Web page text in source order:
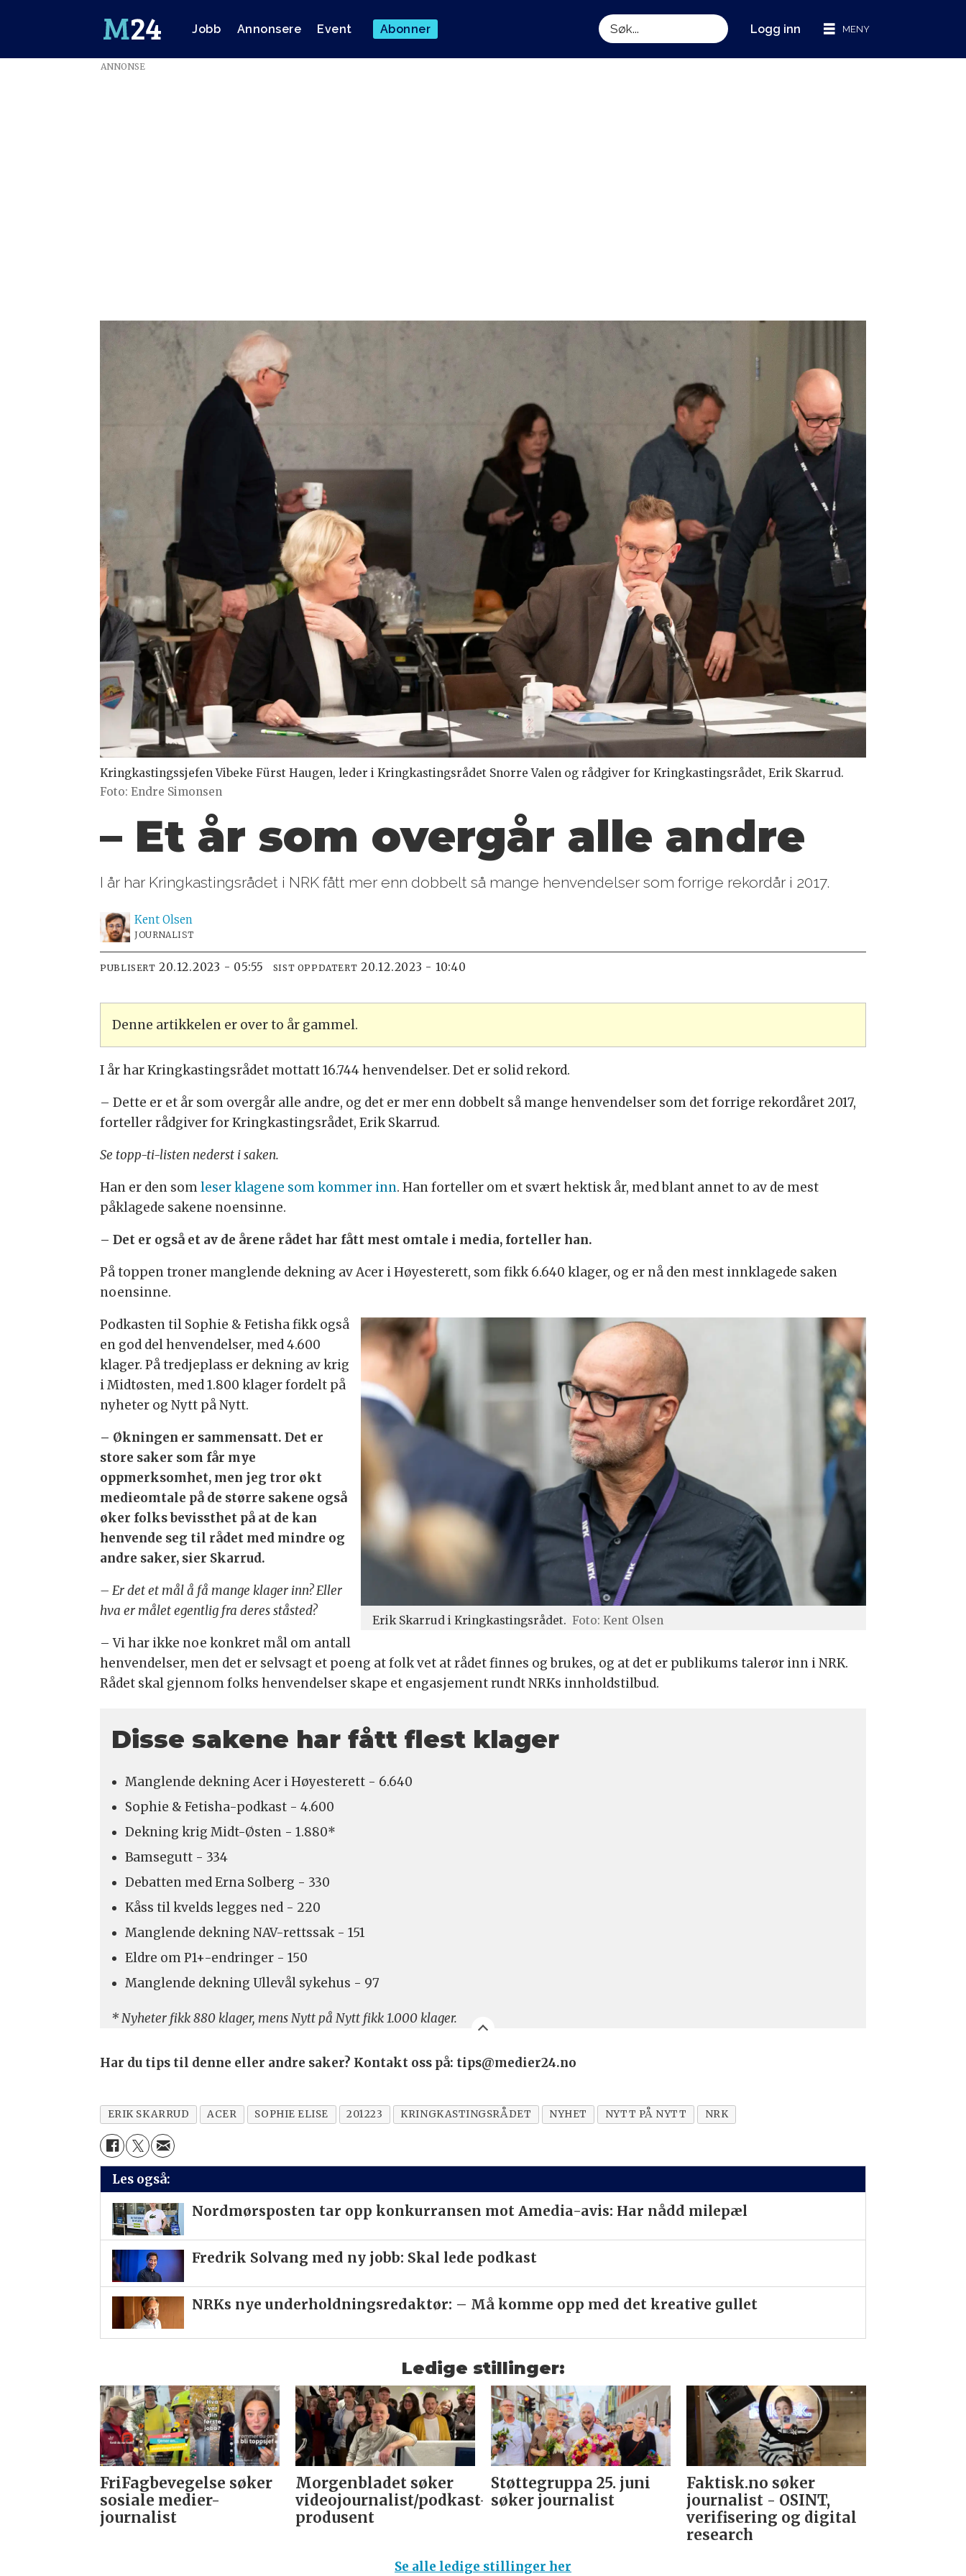
Jobb Annonsere Event Abonner
Søk
Logg inn
ANNONSE
Kringkastingssjefen Vibeke Fürst Haugen, leder i Kringkastingsrådet Snorre Valen og rådgiver for Kringkastingsrådet, Erik Skarrud.
Foto: Endre Simonsen
– Et år som overgår alle andre
I år har Kringkastingsrådet i NRK fått mer enn dobbelt så mange henvendelser som forrige rekordår i 2017.
Kent Olsen
JOURNALIST
PUBLISERT 20.12.2023 - 05:55 SIST OPPDATERT 20.12.2023 - 10:40
Denne artikkelen er over to år gammel.
I år har Kringkastingsrådet mottatt 16.744 henvendelser. Det er solid rekord.
– Dette er et år som overgår alle andre, og det er mer enn dobbelt så mange henvendelser som det forrige rekordåret 2017,
forteller rådgiver for Kringkastingsrådet, Erik Skarrud.
Se topp-ti-listen nederst i saken.
Han er den somleser klagene som kommer inn. Han forteller om et svært hektisk år, med blant annet to av de mest
påklagede sakene noensinne.
– Det er også et av de årene rådet har fått mest omtale i media, forteller han.
På toppen troner manglende dekning av Acer i Høyesterett, som fikk 6.640 klager, og er nå den mest innklagede saken
noensinne.
Erik Skarrud i Kringkastingsrådet. Foto: Kent Olsen
Podkasten til Sophie & Fetisha fikk også
en god del henvendelser, med 4.600
klager. På tredjeplass er dekning av krig
i Midtøsten, med 1.800 klager fordelt på
nyheter og Nytt på Nytt.
– Økningen er sammensatt. Det er
store saker som får mye
oppmerksomhet, men jeg tror økt
medieomtale på de større sakene også
øker folks bevissthet på at de kan
henvende seg til rådet med mindre og
andre saker, sier Skarrud.
– Er det et mål å få mange klager inn? Eller
hva er målet egentlig fra deres ståsted?
– Vi har ikke noe konkret mål om antall
henvendelser, men det er selvsagt et poeng at folk vet at rådet finnes og brukes, og at det er publikums talerør inn i NRK.
Rådet skal gjennom folks henvendelser skape et engasjement rundt NRKs innholdstilbud.
Disse sakene har fått flest klager
Manglende dekning Acer i Høyesterett - 6.640
Sophie & Fetisha-podkast - 4.600
Dekning krig Midt-Østen - 1.880*
Bamsegutt - 334
Debatten med Erna Solberg - 330
Kåss til kvelds legges ned - 220
Manglende dekning NAV-rettssak - 151
Eldre om P1+-endringer - 150
Manglende dekning Ullevål sykehus - 97
* Nyheter fikk 880 klager, mens Nytt på Nytt fikk 1.000 klager.
Har du tips til denne eller andre saker? Kontakt oss på: tips@medier24.no
ERIK SKARRUD ACER SOPHIE ELISE 201223 KRINGKASTINGSRÅDET NYHET NYTT PÅ NYTT NRK
Les også:
Nordmørsposten tar opp konkurransen mot Amedia-avis: Har nådd milepæl
Fredrik Solvang med ny jobb: Skal lede podkast
NRKs nye underholdningsredaktør: – Må komme opp med det kreative gullet
Ledige stillinger:
FriFagbevegelse søker
sosiale medier-
journalist
Morgenbladet søker
videojournalist/podkast-
produsent
Støttegruppa 25. juni
søker journalist
Faktisk.no søker
journalist - OSINT,
verifisering og digital
research­
Se alle ledige stillinger her